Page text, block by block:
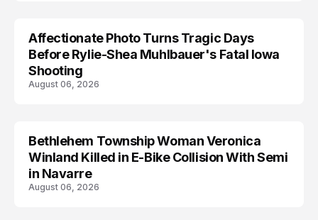
ARRESTED
Affectionate Photo Turns Tragic Days
Before Rylie-Shea Muhlbauer's Fatal Iowa
Shooting
August 06, 2026
LIFESTYLE
Bethlehem Township Woman Veronica
Winland Killed in E-Bike Collision With Semi
in Navarre
August 06, 2026